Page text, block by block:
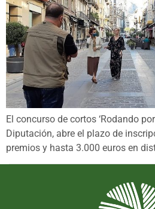
El concurso de cortos ‘Rodando
Diputación, abre el plazo de
premios y hasta 3.000 euros en